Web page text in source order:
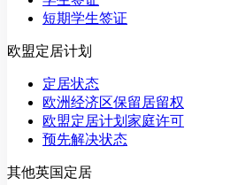
短期学生签证
欧盟定居计划
定居状态
欧洲经济区保留居留权
欧盟定居计划家庭许可
预先解决状态
其他英国定居